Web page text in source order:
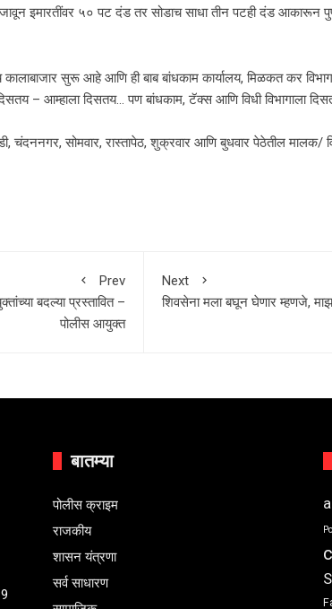
इमारतींवर ५० पट दंड तर सोडाच साधा तीन पटही दंड आकारून
कालाबाजार सुरू आहे आणि ही बाब बांधकाम कार्यालय, मिळकत कर
– आम्हाला दिसतय… पण बांधकाम, टॅक्स आणि विधी विभागाला
चंदननगर, सोमवार, रास्तापेठ, शुक्रवार आणि बुधवार पेठेतील मालक/
Prev
बदल्या प्रस्तावित –
पोलीस आयुक्त
Next
शिवसेना मला बघून घेणार म्हणजे,
बातम्या
पोलीस क्राइम
राजकीय
शासन यंत्रणा
सर्व साधारण